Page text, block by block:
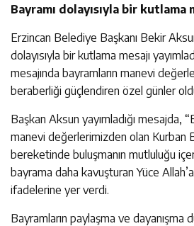
Bayramı dolayısıyla bir kutlama
Erzincan Belediye Başkanı Bekir
dolayısıyla bir kutlama mesajı
mesajında bayramların manevi
beraberliği güçlendiren özel günler
Başkan Aksun yayımladığı mesajda,
manevi değerlerimizden olan Kurban
bereketinde buluşmanın mutluluğu
bayrama daha kavuşturan Yüce
ifadelerine yer verdi.
Bayramların paylaşma ve dayanışma